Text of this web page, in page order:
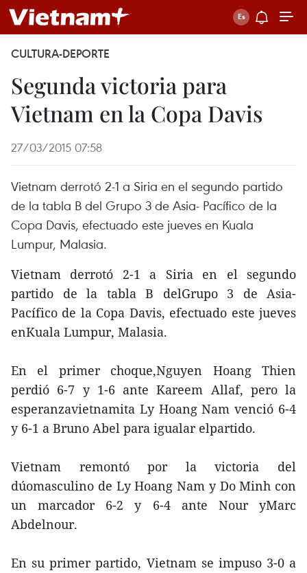
CULTURA-DEPORTE
Segunda victoria para
Vietnam en la Copa Davis
27/03/2015 07:58
Vietnam derrotó 2-1 a Siria en el segundo partido
de la tabla B del Grupo 3 de Asia- Pacífico de la
Copa Davis, efectuado este jueves en Kuala
Lumpur, Malasia.
Vietnam derrotó 2-1 a Siria en el segundo
partido de la tabla B delGrupo 3 de Asia-
Pacífico de la Copa Davis, efectuado este jueves
enKuala Lumpur, Malasia.
En el primer choque,Nguyen Hoang Thien
perdió 6-7 y 1-6 ante Kareem Allaf, pero la
esperanzavietnamita Ly Hoang Nam venció 6-4
y 6-1 a Bruno Abel para igualar elpartido.
Vietnam remontó por la victoria del
dúomasculino de Ly Hoang Nam y Do Minh con
un marcador 6-2 y 6-4 ante Nour yMarc
Abdelnour.
En su primer partido, Vietnam se impuso 3-0 a